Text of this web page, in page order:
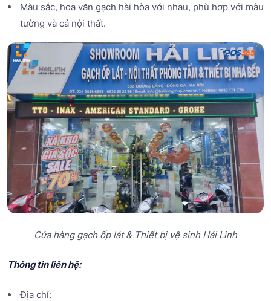
Màu sắc, hoa văn gạch hài hòa với nhau, phù hợp với màu
tường và cả nội thất.
Cửa hàng gạch ốp lát & Thiết bị vệ sinh Hải Linh
Thông tin liên hệ:
Địa chỉ: